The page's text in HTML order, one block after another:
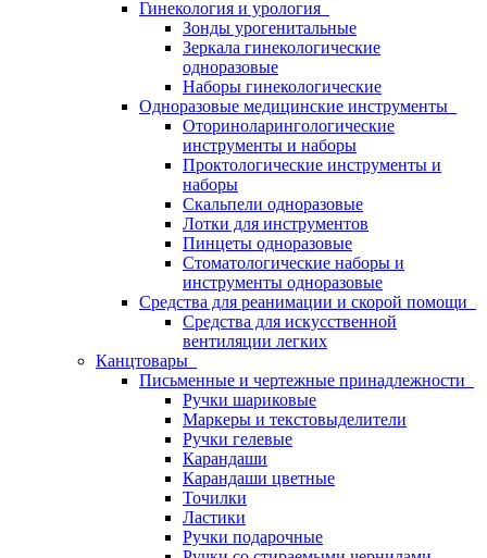
Гинекология и урология
Зонды урогенитальные
Зеркала гинекологические
одноразовые
Наборы гинекологические
Одноразовые медицинские инструменты
Оториноларингологические
инструменты и наборы
Проктологические инструменты и
наборы
Скальпели одноразовые
Лотки для инструментов
Пинцеты одноразовые
Стоматологические наборы и
инструменты одноразовые
Средства для реанимации и скорой помощи
Средства для искусственной
вентиляции легких
Канцтовары
Письменные и чертежные принадлежности
Ручки шариковые
Маркеры и текстовыделители
Ручки гелевые
Карандаши
Карандаши цветные
Точилки
Ластики
Ручки подарочные